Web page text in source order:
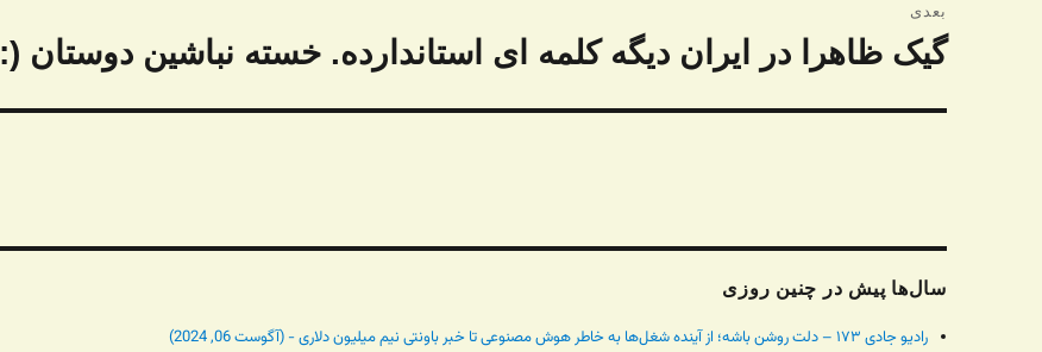
بعدی
نوشته
گیک ظاهرا در ایران دیگه کلمه ای استاندارده. خسته نباشین دوستان (:
سال‌ها پیش در چنین روزی
رادیو جادی ۱۷۳ – دلت روشن باشه؛ از آینده شغل‌ها به خاطر هوش مصنوعی تا خبر باونتی نیم میلیون دلاری - (آگوست 06, 2024)